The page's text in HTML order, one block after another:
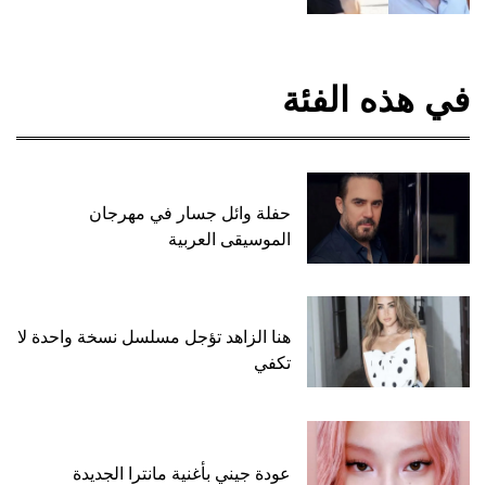
في هذه الفئة
حفلة وائل جسار في مهرجان
الموسيقى العربية
هنا الزاهد تؤجل مسلسل نسخة واحدة لا
تكفي
عودة جيني بأغنية مانترا الجديدة